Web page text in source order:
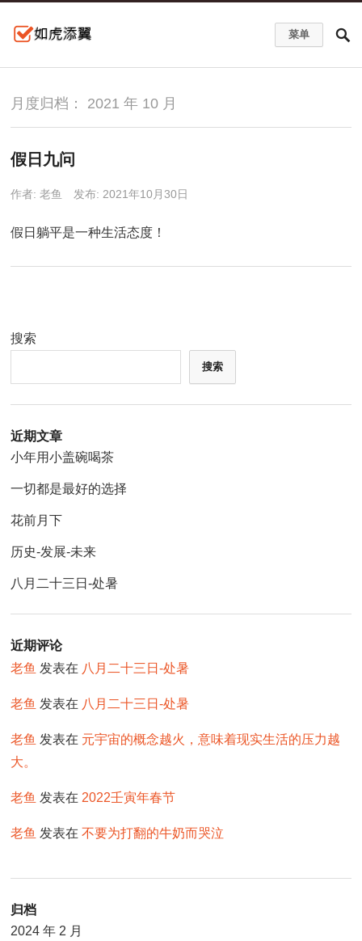
菜单
月度归档： 2021 年 10 月
假日九问
作者:老鱼 发布: 2021年10月30日
假日躺平是一种生活态度！
搜索
搜索
近期文章
小年用小盖碗喝茶
一切都是最好的选择
花前月下
历史-发展-未来
八月二十三日-处暑
近期评论
老鱼 发表在 八月二十三日-处暑
老鱼 发表在 八月二十三日-处暑
老鱼 发表在 元宇宙的概念越火，意味着现实生活的压力越
大。
老鱼 发表在 2022壬寅年春节
老鱼 发表在不要为打翻的牛奶而哭泣
归档
2024 年 2 月